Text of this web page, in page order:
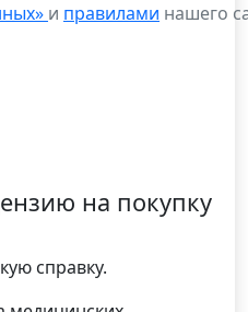
и правилами нашего
на покупку
справку.